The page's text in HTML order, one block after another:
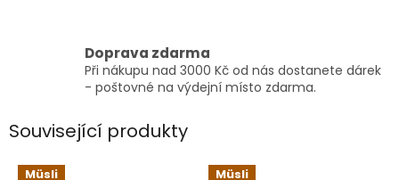
Doprava zdarma
Při nákupu nad 3000 Kč od nás dostanete dárek
- poštovné na výdejní místo zdarma.
Související produkty
Müsli
Müsli